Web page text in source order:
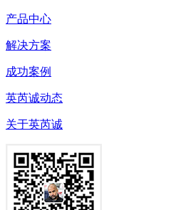
产品中心
解决方案
成功案例
英芮诚动态
关于英芮诚